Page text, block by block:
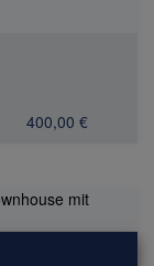
400,00 €